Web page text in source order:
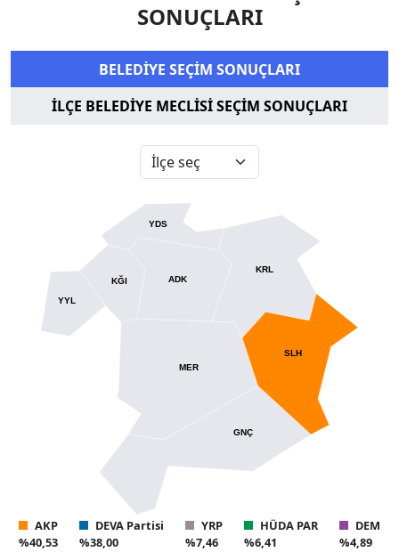
SONUÇLARI
BELEDİYE SEÇİM SONUÇLARI
İLÇE BELEDİYE MECLİSİ SEÇİM SONUÇLARI
MER
GNÇ
KRL
KĞI
SLH
ADK
YYL
YDS
AKP
%40,53
DEVA Partisi
%38,00
YRP
%7,46
HÜDA PAR
%6,41
DEM
%4,89